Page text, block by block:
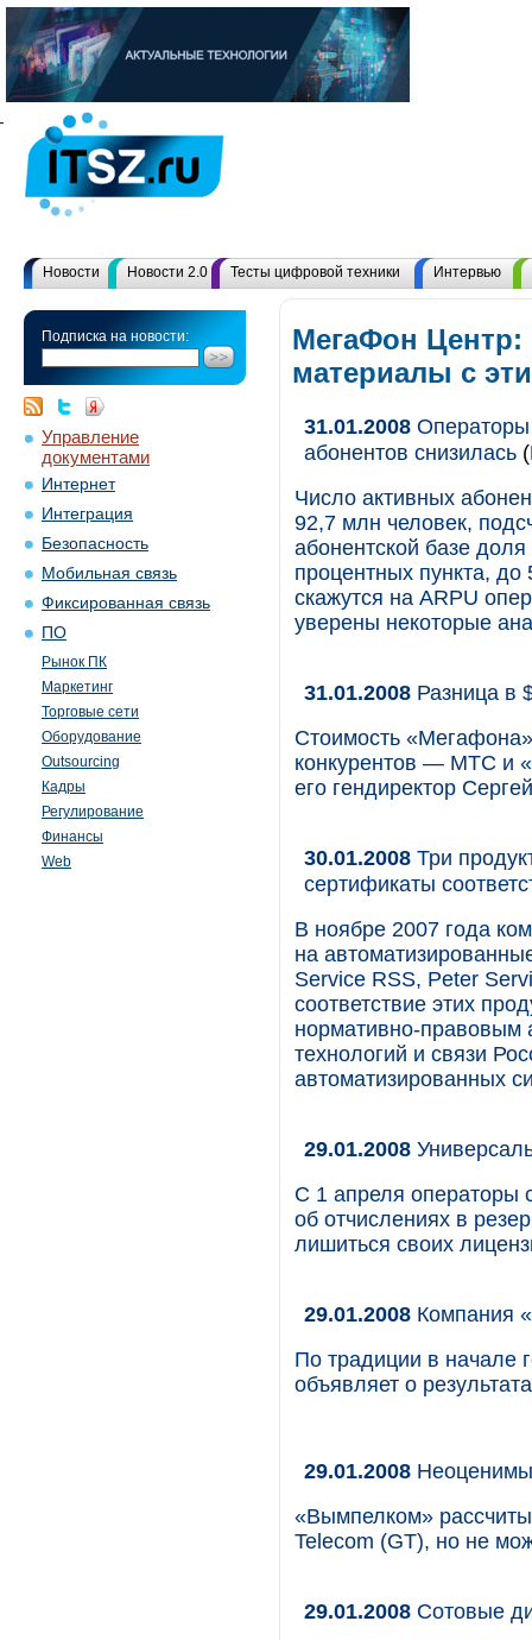
Новости Новости 2.0 Тесты цифровой техники Интервью
Подписка на новости:
Управление
документами
Интернет
Интеграция
Безопасность
Мобильная связь
Фиксированная связь
ПО
Рынок ПК
Маркетинг
Торговые сети
Оборудование
Outsourcing
Кадры
Регулирование
Финансы
Web
МегаФон Центр:
материалы с
31.01.2008
абонентов снизилась
Число активных
92,7 млн человек,
абонентской базе
процентных пункта,
скажутся на ARPU
уверены некоторые
31.01.2008 Разница в
Стоимость
конкурентов — МТС и
его гендиректор
30.01.2008 Три
сертификаты
В ноябре 2007 года
на
Service RSS, Peter
соответствие этих
нормативно-правовым
технологий и связи
автоматизированных
29.01.2008
С 1 апреля операторы
об отчислениях в
лишиться своих
29.01.2008 Компания
По традиции в начале
объявляет о
29.01.2008
«Вымпелком»
Telecom (GT), но не
29.01.2008 Сотовые